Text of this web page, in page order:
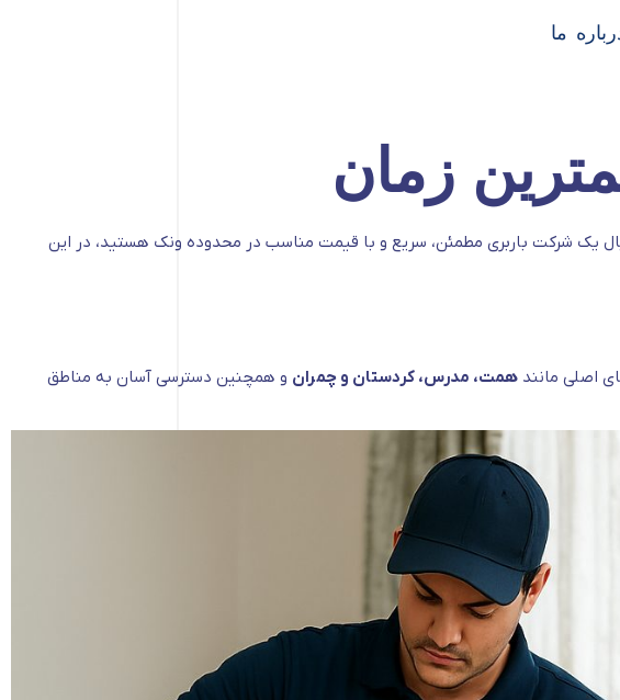
ما
زمان
یک شرکت باربری مطمئن، سریع و با قیمت مناسب در محدوده ونک هستید، در این
همت، مدرس، کردستان و چمران و همچنین دسترسی آسان به مناطق